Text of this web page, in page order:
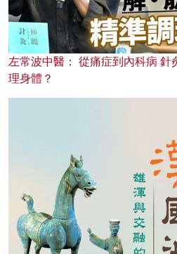
左常波中醫： 從痛症到內科病 針
理身體？